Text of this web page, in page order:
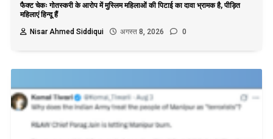
फैक्ट चेकः गोतस्करी के आरोप में मुस्लिम महिलाओं की पिटाई का दावा भ्रामक है, पीड़ित
महिलाएं हिन्दू हैं
Nisar Ahmed Siddiqui
अगस्त 8, 2026 0